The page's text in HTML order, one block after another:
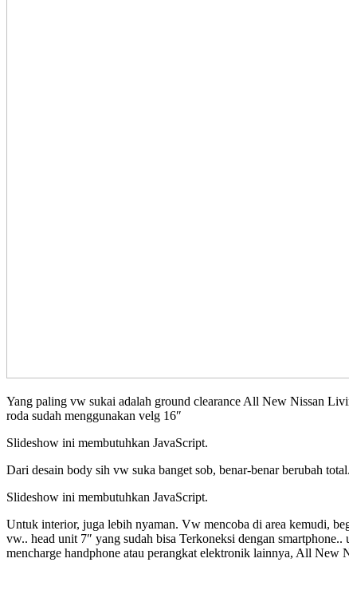
Yang paling vw sukai adalah ground clearance All New Nissan
roda sudah menggunakan velg 16″
Slideshow ini membutuhkan JavaScript.
Dari desain body sih vw suka banget sob, benar-benar berubah
Slideshow ini membutuhkan JavaScript.
Untuk interior, juga lebih nyaman. Vw mencoba di area kemudi,
vw.. head unit 7″ yang sudah bisa Terkoneksi dengan
mencharge handphone atau perangkat elektronik lainnya, All